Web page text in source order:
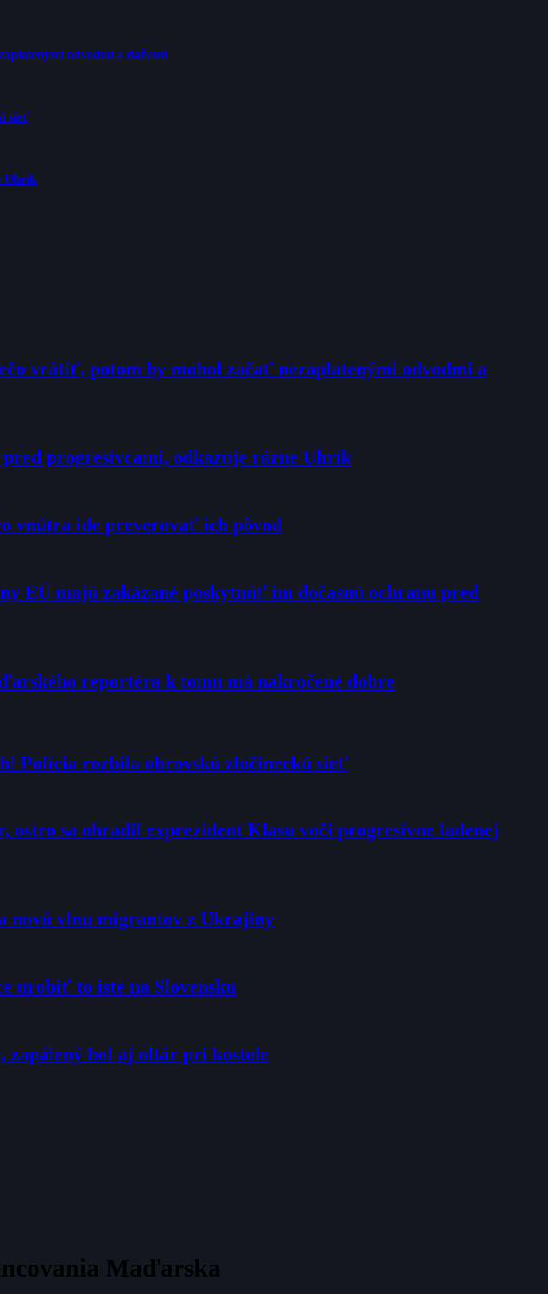
odvodmi a daňami
sieť
Uhrík
vrátiť, potom by mohol začať nezaplatenými odvodmi a
progresívcami, odkazuje rázne Uhrík
vnútra ide preverovať ich pôvod
EÚ majú zakázané poskytnúť im dočasnú ochranu pred
reportéra k tomu má nakročené dobre
Polícia rozbila obrovskú zločineckú sieť
sa ohradil exprezident Klasu voči progresívne ladenej
novú vlnu migrantov z Ukrajiny
urobiť to isté na Slovensku
zapálený bol aj oltár pri kostole
Maďarska